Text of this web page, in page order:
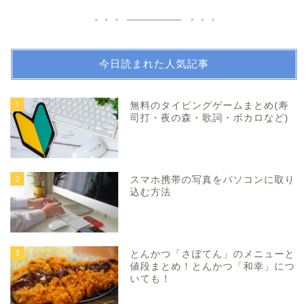
今日読まれた人気記事
1
無料のタイピングゲームまとめ(寿
司打・夜の森・歌詞・ボカロなど)
2
スマホ携帯の写真をパソコンに取り
込む方法
3
とんかつ「さぼてん」のメニューと
値段まとめ！とんかつ「和幸」につ
いても！